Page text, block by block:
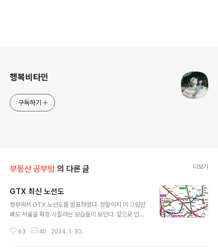
행복비타민
구독하기
부동산 공부방 의 다른 글 더보기
GTX 최신 노선도
정부에서 GTX 노선도를 발표하였다. 정말이지 이 그림만
봐도 서울을 확장 시킬려는 모습들이 보인다. 앞으로 인구
더욱 서울에 내 집 장만은 어려울 듯 하다. GTX-D 노선이
63 40 2024. 1. 30.